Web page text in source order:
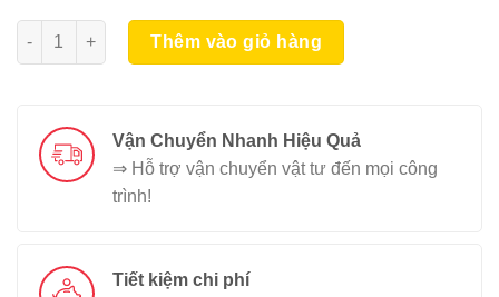
UNI HOME SUPER DIAMOND NT 0.9L số lượng
Thêm vào giỏ hàng
Vận Chuyển Nhanh Hiệu Quả
⇒ Hỗ trợ vận chuyển vật tư đến mọi công
trình!
Tiết kiệm chi phí